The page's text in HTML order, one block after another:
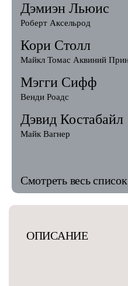
Дэмиэн Льюис
Роберт Аксельрод
Кори Столл
Майкл Томас Аквиний
Мэгги Сифф
Венди Роадс
Дэвид Костабайл
Майк Вагнер
Смотреть весь список
ОПИСАНИЕ